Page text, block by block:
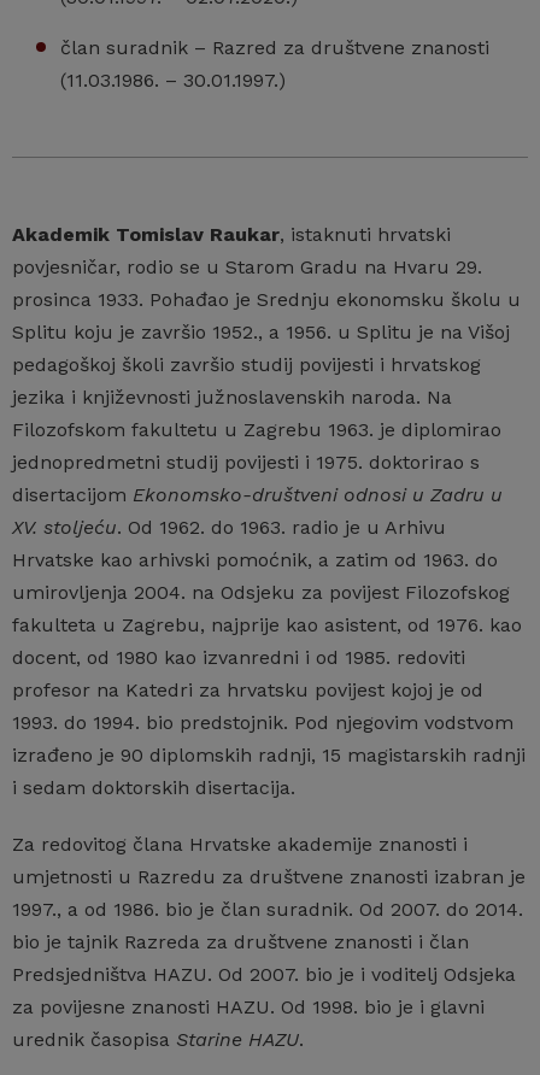
član suradnik – Razred za društvene znanosti
(11.03.1986. – 30.01.1997.)
Akademik Tomislav Raukar, istaknuti hrvatski
povjesničar, rodio se u Starom Gradu na Hvaru 29.
prosinca 1933. Pohađao je Srednju ekonomsku školu u
Splitu koju je završio 1952., a 1956. u Splitu je na Višoj
pedagoškoj školi završio studij povijesti i hrvatskog
jezika i književnosti južnoslavenskih naroda. Na
Filozofskom fakultetu u Zagrebu 1963. je diplomirao
jednopredmetni studij povijesti i 1975. doktorirao s
disertacijom Ekonomsko-društveni odnosi u Zadru u
XV. stoljeću. Od 1962. do 1963. radio je u Arhivu
Hrvatske kao arhivski pomoćnik, a zatim od 1963. do
umirovljenja 2004. na Odsjeku za povijest Filozofskog
fakulteta u Zagrebu, najprije kao asistent, od 1976. kao
docent, od 1980 kao izvanredni i od 1985. redoviti
profesor na Katedri za hrvatsku povijest kojoj je od
1993. do 1994. bio predstojnik. Pod njegovim vodstvom
izrađeno je 90 diplomskih radnji, 15 magistarskih radnji
i sedam doktorskih disertacija.
Za redovitog člana Hrvatske akademije znanosti i
umjetnosti u Razredu za društvene znanosti izabran je
1997., a od 1986. bio je član suradnik. Od 2007. do 2014.
bio je tajnik Razreda za društvene znanosti i član
Predsjedništva HAZU. Od 2007. bio je i voditelj Odsjeka
za povijesne znanosti HAZU. Od 1998. bio je i glavni
urednik časopisa Starine HAZU.